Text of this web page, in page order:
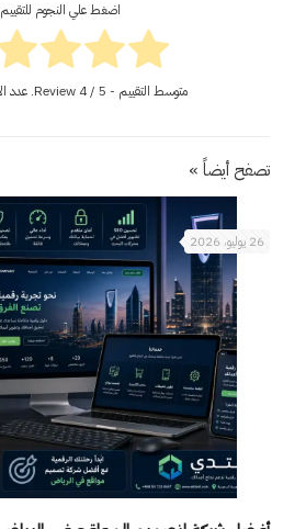
اضغط علي النجوم للتقييم
متوسط التقييم - Review 4/ 5. عدد الأصوات
تصفح أيضاً »
26 يوليو، 2026